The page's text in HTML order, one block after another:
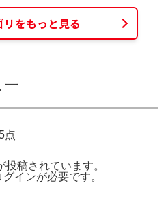
リをもっと見る
点
稿されています。
グインが必要です。